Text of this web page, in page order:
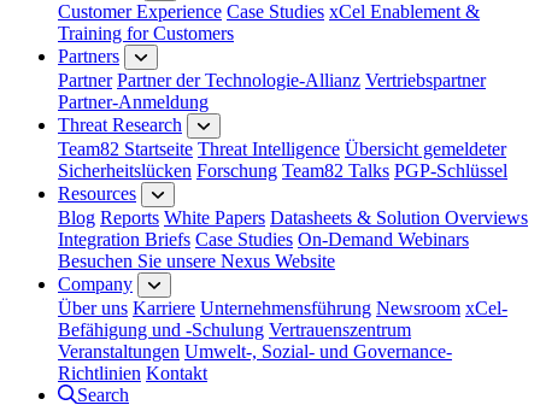
Customer Experience Case Studies xCel Enablement &
Training for Customers
Partners
Partner Partner der Technologie-Allianz Vertriebspartner
Partner-Anmeldung
Threat Research
Team82 Startseite Threat Intelligence Übersicht gemeldeter
Sicherheitslücken Forschung Team82 Talks PGP-Schlüssel
Resources
Blog Reports White Papers Datasheets & Solution Overviews
Integration Briefs Case Studies On-Demand Webinars
Besuchen Sie unsere Nexus Website
Company
Über uns Karriere Unternehmensführung Newsroom xCel-
Befähigung und -Schulung Vertrauenszentrum
Veranstaltungen Umwelt-, Sozial- und Governance-
Richtlinien Kontakt
Search